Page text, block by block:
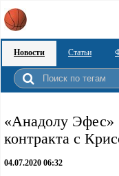
Новости Статьи
«Анадолу Эфес»
контракта с
04.07.2020 06:32